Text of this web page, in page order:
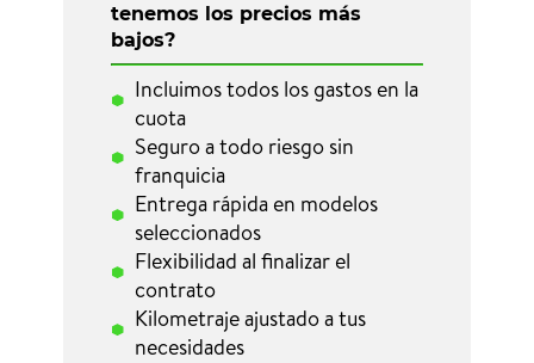
tenemos los precios más
bajos?
Incluimos todos los gastos en la
cuota
Seguro a todo riesgo sin
franquicia
Entrega rápida en modelos
seleccionados
Flexibilidad al finalizar el
contrato
Kilometraje ajustado a tus
necesidades